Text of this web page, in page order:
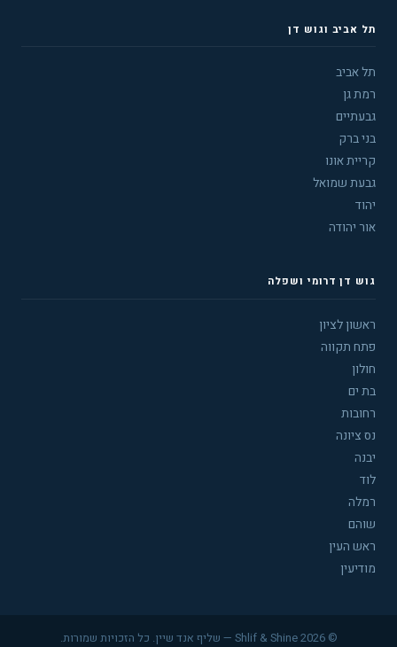
תל אביב וגוש דן
תל אביב
רמת גן
גבעתיים
בני ברק
קריית אונו
גבעת שמואל
יהוד
אור יהודה
גוש דן דרומי ושפלה
ראשון לציון
פתח תקווה
חולון
בת ים
רחובות
נס ציונה
יבנה
לוד
רמלה
שוהם
ראש העין
מודיעין
© 2026 Shlif & Shine — שליף אנד שיין. כל הזכויות שמורות.